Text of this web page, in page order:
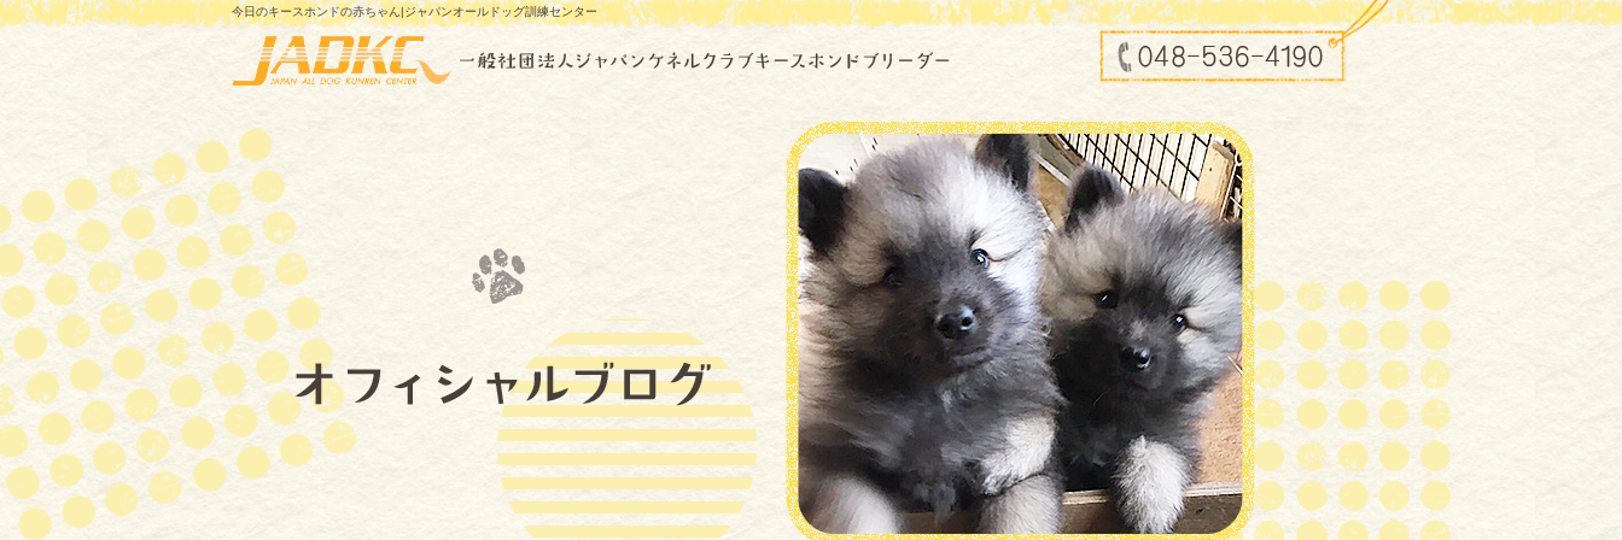
今日のキースホンドの赤ちゃん|ジャパンオールドッグ訓練センター